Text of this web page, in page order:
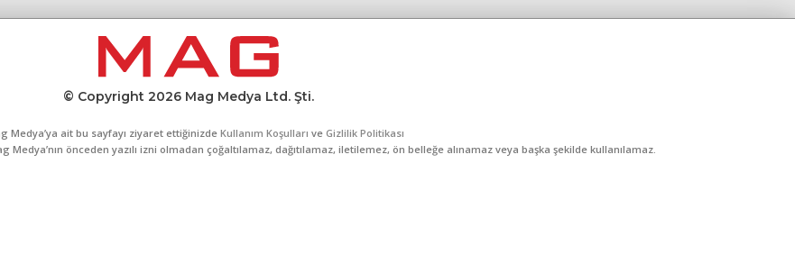
© Copyright 2026 Mag Medya Ltd. Şti.
Medya’ya ait bu sayfayı ziyaret ettiğinizde Kullanım Koşulları ve Gizlilik Politikası
Medya’nın önceden yazılı izni olmadan çoğaltılamaz, dağıtılamaz, iletilemez, ön belleğe alınamaz veya başka şekilde kullanılamaz.